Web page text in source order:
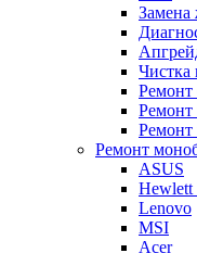
Замена
Чистка
Ремонт
Ремонт
Ремонт
Ремонт
ASUS
Hewlett
Lenovo
MSI
Acer